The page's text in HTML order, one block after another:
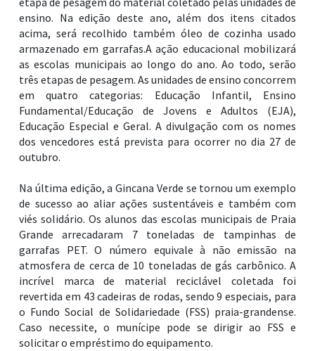
ensino. Na edição deste ano, além dos itens citados
acima, será recolhido também óleo de cozinha usado
armazenado em garrafas.A ação educacional mobilizará
as escolas municipais ao longo do ano. Ao todo, serão
três etapas de pesagem. As unidades de ensino concorrem
em quatro categorias: Educação Infantil, Ensino
Fundamental/Educação de Jovens e Adultos (EJA),
Educação Especial e Geral. A divulgação com os nomes
dos vencedores está prevista para ocorrer no dia 27 de
outubro.
Na última edição, a Gincana Verde se tornou um exemplo
de sucesso ao aliar ações sustentáveis e também com
viés solidário. Os alunos das escolas municipais de Praia
Grande arrecadaram 7 toneladas de tampinhas de
garrafas PET. O número equivale à não emissão na
atmosfera de cerca de 10 toneladas de gás carbônico. A
incrível marca de material reciclável coletada foi
revertida em 43 cadeiras de rodas, sendo 9 especiais, para
o Fundo Social de Solidariedade (FSS) praia-grandense.
Caso necessite, o munícipe pode se dirigir ao FSS e
solicitar o empréstimo do equipamento.